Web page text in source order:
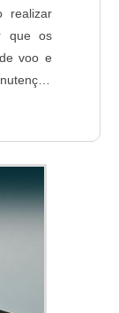
realizar
que os
voo e
os
que os
os
de